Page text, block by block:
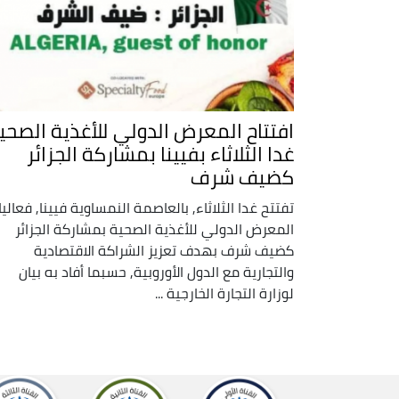
افتتاح المعرض الدولي للأغذية
غدا الثلاثاء بفيينا بمشاركة الجزائر
كضيف شرف
تفتتح غدا الثلاثاء, بالعاصمة النمساوية فيينا,
المعرض الدولي للأغذية الصحية بمشاركة الجزائر
كضيف شرف بهدف تعزيز الشراكة الاقتصادية
والتجارية مع الدول الأوروبية, حسبما أفاد به بيان
لوزارة التجارة الخارجية ...